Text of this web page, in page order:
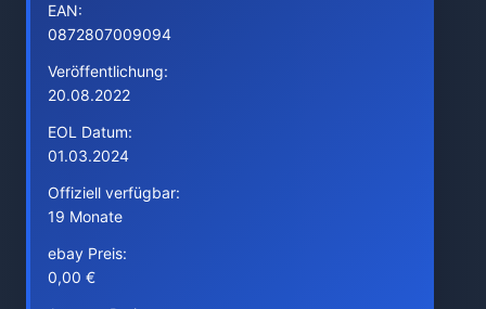
EAN:
0872807009094
Veröffentlichung:
20.08.2022
EOL Datum:
01.03.2024
Offiziell verfügbar:
19 Monate
ebay Preis:
0,00 €